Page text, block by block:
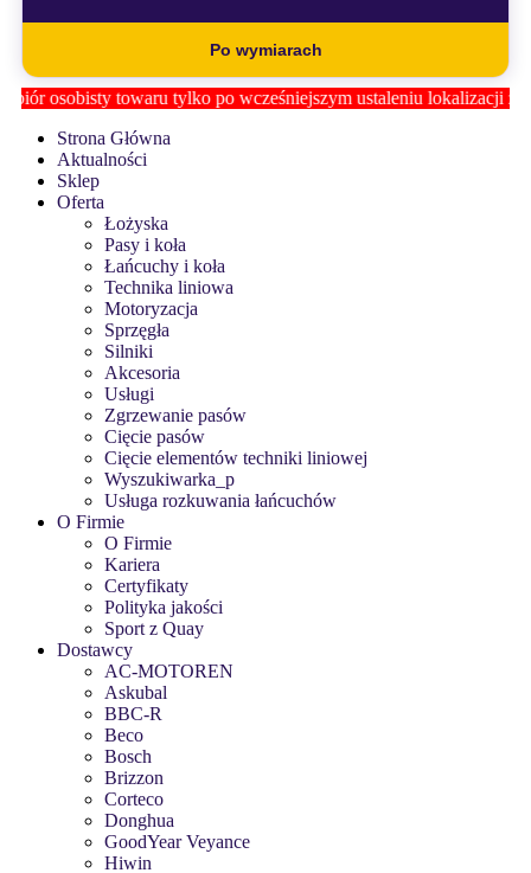
Po wymiarach
ustaleniu lokalizacji zBiurem Obsługi Klienta QUAY
Strona Główna
Aktualności
Sklep
Oferta
Łożyska
Pasy i koła
Łańcuchy i koła
Technika liniowa
Motoryzacja
Sprzęgła
Silniki
Akcesoria
Usługi
Zgrzewanie pasów
Cięcie pasów
Cięcie elementów techniki liniowej
Wyszukiwarka_p
Usługa rozkuwania łańcuchów
O Firmie
O Firmie
Kariera
Certyfikaty
Polityka jakości
Sport z Quay
Dostawcy
AC-MOTOREN
Askubal
BBC-R
Beco
Bosch
Brizzon
Corteco
Donghua
GoodYear Veyance
Hiwin